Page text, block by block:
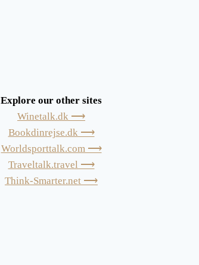
Explore our other sites
Winetalk.dk ⟶
Bookdinrejse.dk ⟶
Worldsporttalk.com ⟶
Traveltalk.travel ⟶
Think-Smarter.net ⟶